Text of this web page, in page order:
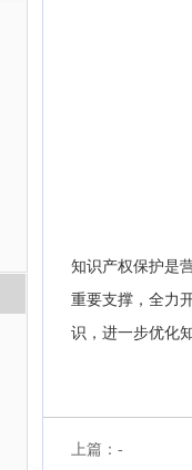
知识产权保护是
重要支撑，全力
识，进一步优化
上篇：-